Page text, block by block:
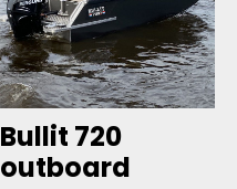
Bullit 720
outboard